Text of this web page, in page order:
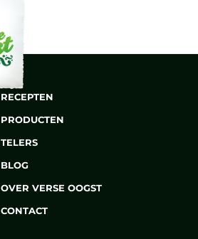
RECEPTEN
PRODUCTEN
TELERS
BLOG
OVER VERSE OOGST
CONTACT